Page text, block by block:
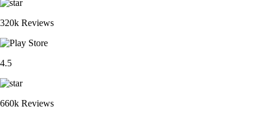
320k Reviews
4.5
660k Reviews